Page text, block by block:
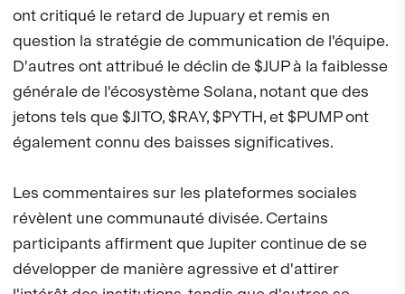
ont critiqué le retard de Jupuary et remis en
question la stratégie de communication de l'équipe.
D'autres ont attribué le déclin de $JUP à la faiblesse
générale de l'écosystème Solana, notant que des
jetons tels que $JITO, $RAY, $PYTH, et $PUMP ont
également connu des baisses significatives.
Les commentaires sur les plateformes sociales
révèlent une communauté divisée. Certains
participants affirment que Jupiter continue de se
développer de manière agressive et d'attirer